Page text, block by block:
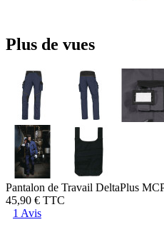
Plus de vues
Pantalon de Travail DeltaPlus
45,90 € TTC
1 Avis